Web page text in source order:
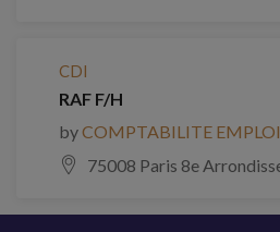
CDI
RAF F/H
byCOMPTABILITE EMPLOI
75008 Paris 8e